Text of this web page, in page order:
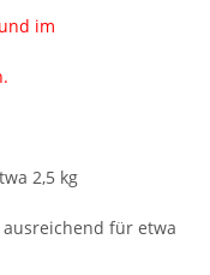
im
2,5 kg
für etwa